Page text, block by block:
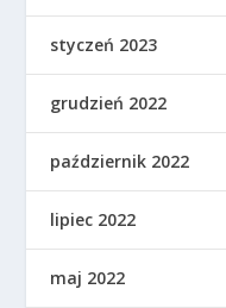
styczeń 2023
grudzień 2022
październik 2022
lipiec 2022
maj 2022